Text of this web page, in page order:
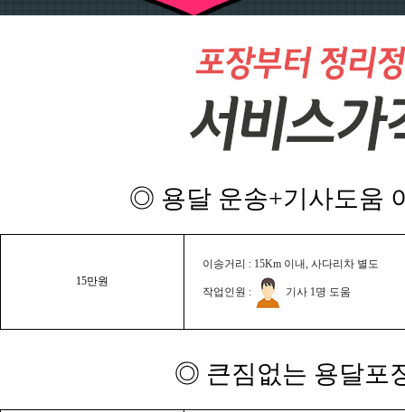
◎ 용달 운송+기사도움
15만원
이송거리 : 15Km 이내, 사다리차 별도
작업인원 : 기사 1명 도움
◎ 큰짐없는 용달포